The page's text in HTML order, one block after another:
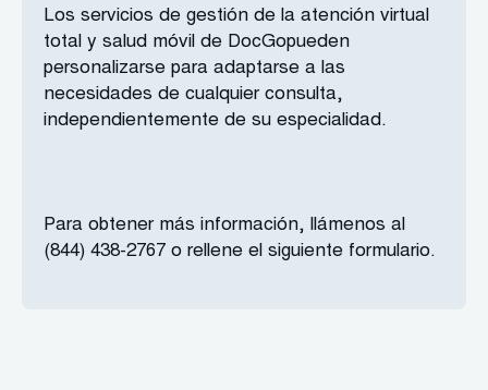
Los servicios de gestión de la atención virtual
total y salud móvil de DocGopueden
personalizarse para adaptarse a las
necesidades de cualquier consulta,
independientemente de su especialidad.
Para obtener más información, llámenos al
(844) 438-2767 o rellene el siguiente formulario.